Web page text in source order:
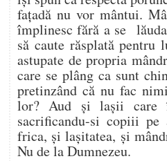
fațadă nu vor mântui.
împlinesc fără a se
să caute răsplată
astupate de propria
care se plâng ca sunt
pretinzând că nu fac
lor? Aud și lașii care
sacrificandu-si copiii
frica, și lașitatea, și
Nu de la Dumnezeu.